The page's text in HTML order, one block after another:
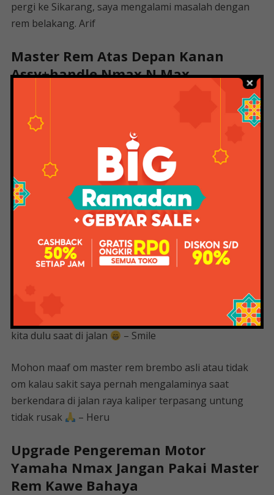
pergi ke Sikarang, saya mengalami masalah dengan
rem belakang. Arif
Master Rem Atas Depan Kanan
Assy+handle Nmax N Max
jangan ganti lagi di level dealer, waktu itu saya lupa
bawa kunci udara T 8, jadi saya cari tukang tambal ban
5 buat tiup angin. Selama perjalanan
tersenyumlah
Smile the-zachariah hahahahaha apa masalahnya
basic kw nya super ngeselin kemarin mau rcb dan t ktc
udah laku trus temen saya nyuruh beli brembo dan
saya lihat bagus lalu saya pasang. Beberapa hari
banyak masalah – Arief
Ganti aja gan dan jadiin normal aja, soal pengereman
cobain aja pake sabuk pengaman, jaga keselamatan
kita dulu saat di jalan
– Smile
Mohon maaf om master rem brembo asli atau tidak
om kalau sakit saya pernah mengalaminya saat
berkendara di jalan raya kaliper terpasang untung
tidak rusak
– Heru
Upgrade Pengereman Motor
Yamaha Nmax Jangan Pakai Master
Rem Kawe Bahaya